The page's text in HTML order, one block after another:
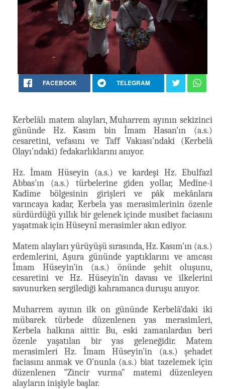
FACEBOOK TELEGRAM
Kerbelâlı matem alayları, Muharrem ayının sekizinci
gününde Hz. Kasım bin İmam Hasan'ın (a.s.)
cesaretini, vefasını ve Taff Vakıası’ndaki (Kerbelâ
Olayı’ndaki) fedakarlıklarını anıyor.
Hz. İmam Hüseyin (a.s.) ve kardeşi Hz. Ebulfazl
Abbas'ın (a.s.) türbelerine giden yollar, Medîne-i
Kadîme bölgesinin girişleri ve pâk mekânlara
varıncaya kadar, Kerbela yas merasimlerinin özenle
sürdürdüğü yıllık bir gelenek içinde musibet faciasını
yaşatmak için Hüseynî merasimler akın ediyor.
Matem alayları yürüyüşü sırasında, Hz. Kasım'ın (a.s.)
erdemlerini, Aşura gününde yaptıklarını ve amcası
İmam Hüseyin'in (a.s.) önünde şehit oluşunu,
cesaretini ve Hz. Hüseyin’in davası ve ilkelerini
savunurken sergilediği kahramanca duruşu anıyor.
Muharrem ayının ilk on gününde Kerbelâ’daki iki
mübarek türbede düzenlenen yas merasimleri,
Kerbela halkına aittir. Bu, eski zamanlardan beri
özenle yaşatılan bir yas geleneğidir. Matem
merasimleri Hz. İmam Hüseyin'in (a.s.) şehadet
faciasını anmak ve O’nunla (a.s.) biat tazelemek için
düzenlenen "Zincir vurma” matemi düzenleyen
alayların inişiyle başlar.